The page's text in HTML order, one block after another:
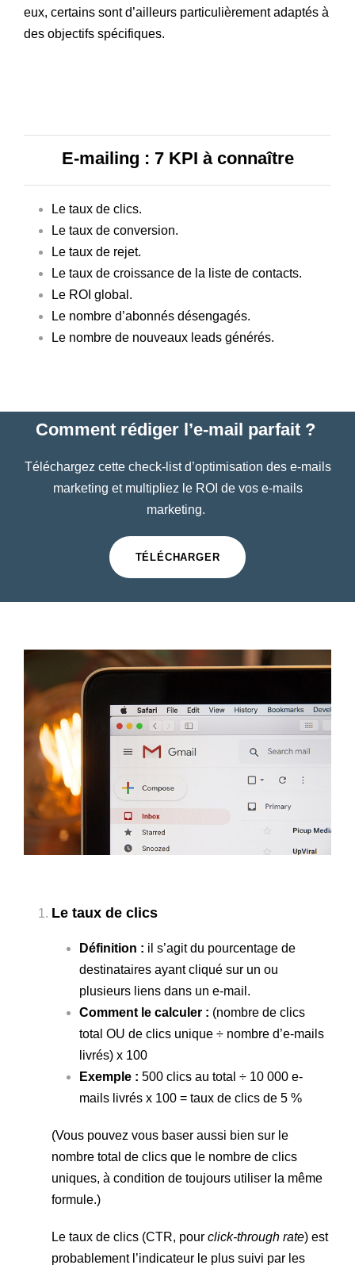
eux, certains sont d’ailleurs particulièrement adaptés à
des objectifs spécifiques.
E-mailing : 7 KPI à connaître
Le taux de clics.
Le taux de conversion.
Le taux de rejet.
Le taux de croissance de la liste de contacts.
Le ROI global.
Le nombre d’abonnés désengagés.
Le nombre de nouveaux leads générés.
Comment rédiger l’e-mail parfait ?
Téléchargez cette check-list d’optimisation des e-mails
marketing et multipliez le ROI de vos e-mails
marketing.
TÉLÉCHARGER
Le taux de clics
Définition : il s’agit du pourcentage de
destinataires ayant cliqué sur un ou
plusieurs liens dans un e-mail.
Comment le calculer : (nombre de clics
total OU de clics unique ÷ nombre d’e-mails
livrés) x 100
Exemple : 500 clics au total ÷ 10 000 e-
mails livrés x 100 = taux de clics de 5 %
(Vous pouvez vous baser aussi bien sur le
nombre total de clics que le nombre de clics
uniques, à condition de toujours utiliser la même
formule.)
Le taux de clics (CTR, pour click-through rate) est
probablement l’indicateur le plus suivi par les